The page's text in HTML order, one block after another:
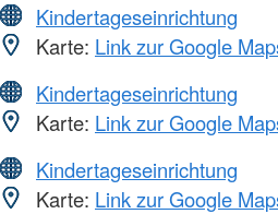
Kindertageseinrichtung
Karte: Link zur Google
Kindertageseinrichtung
Karte: Link zur Google
Kindertageseinrichtung
Karte: Link zur Google